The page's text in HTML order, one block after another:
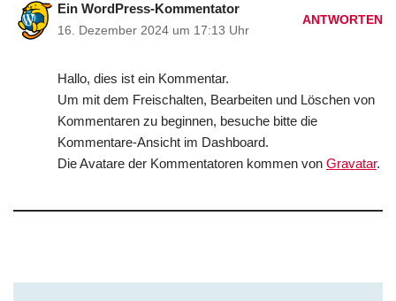
Ein WordPress-Kommentator
16. Dezember 2024 um 17:13 Uhr
ANTWORTEN
Hallo, dies ist ein Kommentar.
Um mit dem Freischalten, Bearbeiten und Löschen von
Kommentaren zu beginnen, besuche bitte die
Kommentare-Ansicht im Dashboard.
Die Avatare der Kommentatoren kommen von Gravatar.